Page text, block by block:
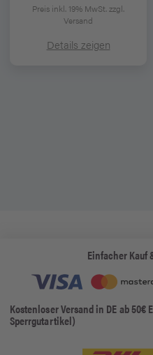
Preis inkl. 19% MwSt.zzgl.
Versand
Details zeigen
Einfacher Kauf
Kostenloser Versand in DE ab
Sperrgutartikel)